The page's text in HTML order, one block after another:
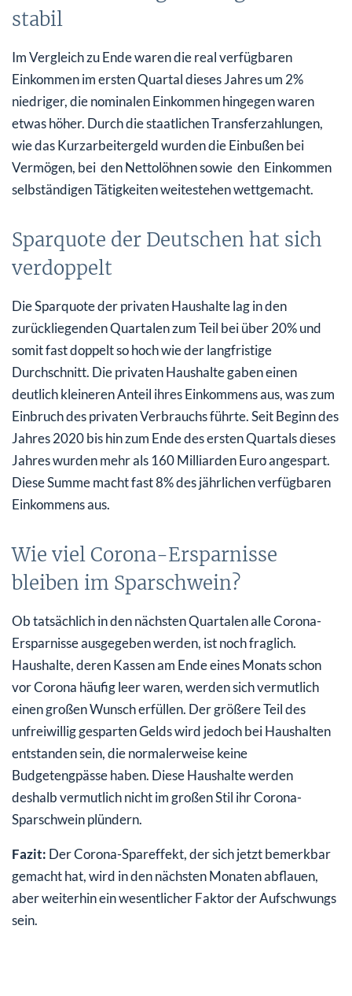
stabil
Im Vergleich zu Ende waren die real verfügbaren
Einkommen im ersten Quartal dieses Jahres um 2%
niedriger, die nominalen Einkommen hingegen waren
etwas höher. Durch die staatlichen Transferzahlungen,
wie das Kurzarbeitergeld wurden die Einbußen bei
Vermögen, bei den Nettolöhnen sowie den Einkommen
selbständigen Tätigkeiten weitestehen wettgemacht.
Sparquote der Deutschen hat sich
verdoppelt
Die Sparquote der privaten Haushalte lag in den
zurückliegenden Quartalen zum Teil bei über 20% und
somit fast doppelt so hoch wie der langfristige
Durchschnitt. Die privaten Haushalte gaben einen
deutlich kleineren Anteil ihres Einkommens aus, was zum
Einbruch des privaten Verbrauchs führte. Seit Beginn des
Jahres 2020 bis hin zum Ende des ersten Quartals dieses
Jahres wurden mehr als 160 Milliarden Euro angespart.
Diese Summe macht fast 8% des jährlichen verfügbaren
Einkommens aus.
Wie viel Corona-Ersparnisse
bleiben im Sparschwein?
Ob tatsächlich in den nächsten Quartalen alle Corona-
Ersparnisse ausgegeben werden, ist noch fraglich.
Haushalte, deren Kassen am Ende eines Monats schon
vor Corona häufig leer waren, werden sich vermutlich
einen großen Wunsch erfüllen. Der größere Teil des
unfreiwillig gesparten Gelds wird jedoch bei Haushalten
entstanden sein, die normalerweise keine
Budgetengpässe haben. Diese Haushalte werden
deshalb vermutlich nicht im großen Stil ihr Corona-
Sparschwein plündern.
Fazit: Der Corona-Spareffekt, der sich jetzt bemerkbar
gemacht hat, wird in den nächsten Monaten abflauen,
aber weiterhin ein wesentlicher Faktor der Aufschwungs
sein.